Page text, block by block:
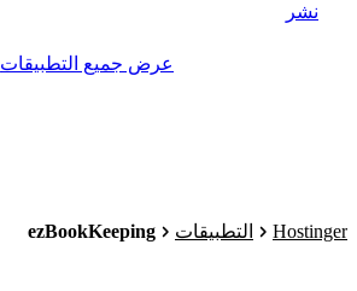
نشر
عرض جميع التطبيقات
Hostinger التطبيقات ezBookKeeping